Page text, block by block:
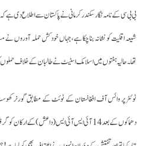
بی بی سی کے نامہ نگارسکندر کرمانی نے پاکستان سے اطلاع دی ہے
شیعہ اقلیت کو نشانہ بنا چکا ہے،جہاں خودکش حملہ آوروں نے
تھا۔حالیہ ہفتوں میں اسلامک اسٹیٹ نے طالبان کے خلاف حملوں
ٹوئٹر پر وائس آف افغانستان کے ٹوئٹ کے مطابق گورنر کھوست
دھماکوں کے بعد 14 آئی ایس آئی ایس (داعش) کے